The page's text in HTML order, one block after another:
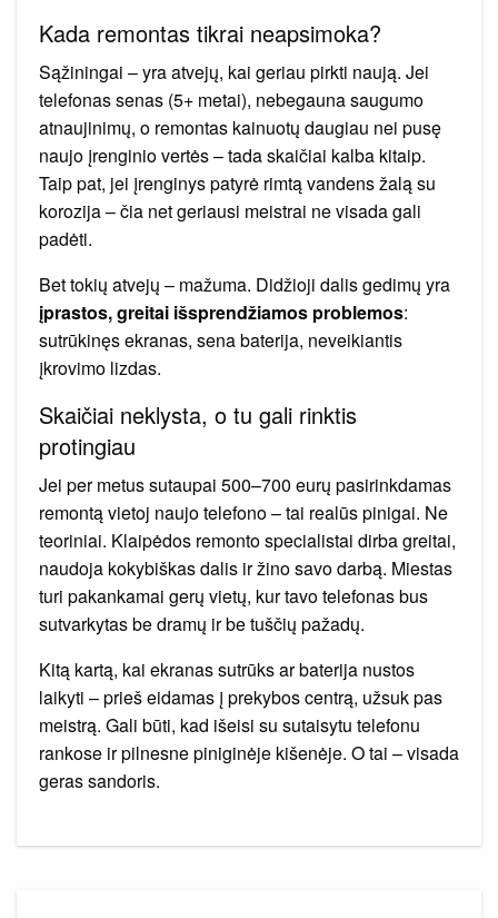
Kada remontas tikrai neapsimoka?
Sąžiningai – yra atvejų, kai geriau pirkti naują. Jei
telefonas senas (5+ metai), nebegauna saugumo
atnaujinimų, o remontas kainuotų daugiau nei pusę
naujo įrenginio vertės – tada skaičiai kalba kitaip.
Taip pat, jei įrenginys patyrė rimtą vandens žalą su
korozija – čia net geriausi meistrai ne visada gali
padėti.
Bet tokių atvejų – mažuma. Didžioji dalis gedimų yra
įprastos, greitai išsprendžiamos problemos:
sutrūkinęs ekranas, sena baterija, neveikiantis
įkrovimo lizdas.
Skaičiai neklysta, o tu gali rinktis
protingiau
Jei per metus sutaupai 500–700 eurų pasirinkdamas
remontą vietoj naujo telefono – tai realūs pinigai. Ne
teoriniai. Klaipėdos remonto specialistai dirba greitai,
naudoja kokybiškas dalis ir žino savo darbą. Miestas
turi pakankamai gerų vietų, kur tavo telefonas bus
sutvarkytas be dramų ir be tuščių pažadų.
Kitą kartą, kai ekranas sutrūks ar baterija nustos
laikyti – prieš eidamas į prekybos centrą, užsuk pas
meistrą. Gali būti, kad išeisi su sutaisytu telefonu
rankose ir pilnesne piniginėje kišenėje. O tai – visada
geras sandoris.